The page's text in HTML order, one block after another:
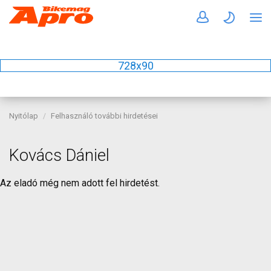
728x90
Nyitólap Felhasználó további hirdetései
Kovács Dániel
Az eladó még nem adott fel hirdetést.